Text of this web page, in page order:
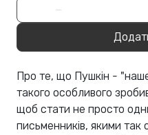
−
Про те, що Пушкін -
такого особливого
щоб стати не просто
письменників, якими так